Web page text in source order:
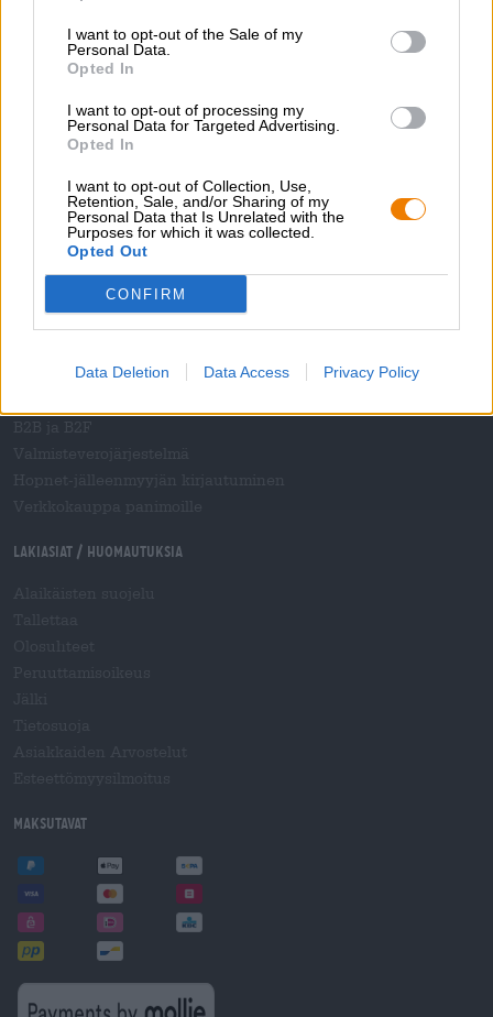
I want to opt-out of the Sale of my
Personal Data.
Opted In
I want to opt-out of processing my
Personal Data for Targeted Advertising.
Opted In
I want to opt-out of Collection, Use,
Retention, Sale, and/or Sharing of my
Personal Data that Is Unrelated with the
Purposes for which it was collected.
Opted Out
CONFIRM
Data Deletion Data Access Privacy Policy
Lataukset
Kontakti
Me autamme sinua
Olutseminaarit
Maksutavat
Laivaus / Kansainvälinen
Usein kysytyt kysymykset
- Partner
Äänioikeus
Lakiasiat / Huomautuksia
Maksutavat